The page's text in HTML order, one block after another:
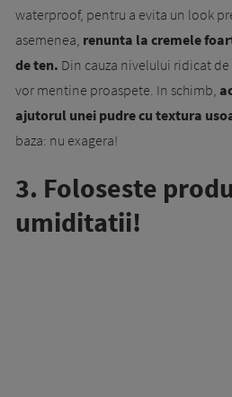
waterproof, pentru a evita un look
asemenea, renunta la cremele
de ten. Din cauza nivelului ridicat
vor mentine proaspete. In schimb,
ajutorul unei pudre cu textura
baza: nu exagera!
3. Foloseste
umiditatii!